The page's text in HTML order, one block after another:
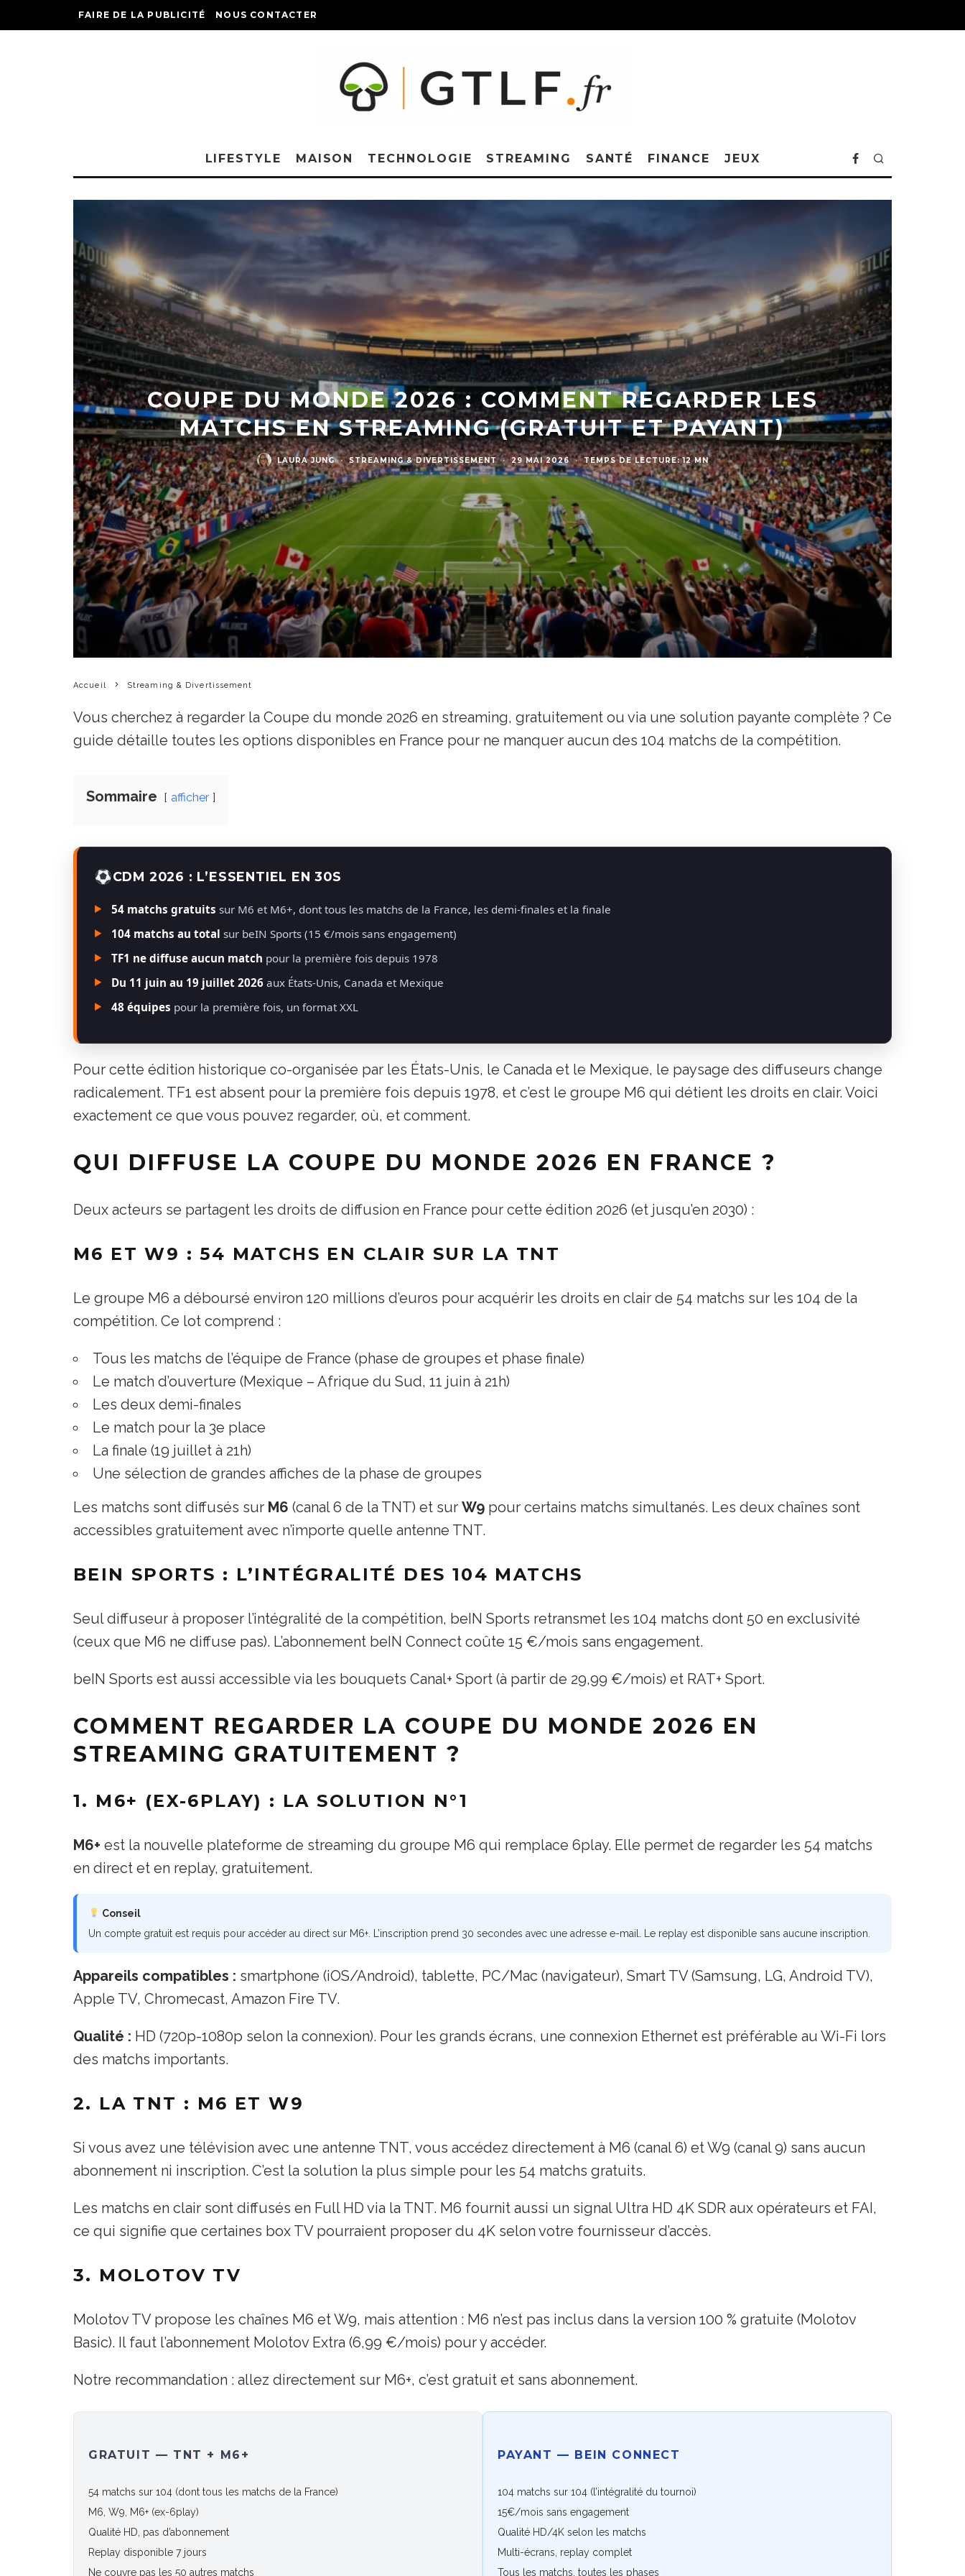
FAIRE DE LA PUBLICITÉ NOUS CONTACTER
LIFESTYLE MAISON TECHNOLOGIE STREAMING SANTÉ FINANCE JEUX
COUPE DU MONDE 2026 : COMMENT REGARDER LES
MATCHS EN STREAMING (GRATUIT ET PAYANT)
LAURA JUNG · STREAMING & DIVERTISSEMENT · 29 MAI 2026 · TEMPS DE LECTURE: 12 MN
Accueil Streaming & Divertissement
Vous cherchez à regarder la Coupe du monde 2026 en streaming, gratuitement ou via une solution payante complète ? Ce
guide détaille toutes les options disponibles en France pour ne manquer aucun des 104 matchs de la compétition.
Sommaire afficher
CDM 2026 : L’ESSENTIEL EN 30S
54 matchs gratuits sur M6 et M6+, dont tous les matchs de la France, les demi-finales et la finale
104 matchs au total sur beIN Sports (15 €/mois sans engagement)
TF1 ne diffuse aucun match pour la première fois depuis 1978
Du 11 juin au 19 juillet 2026 aux États-Unis, Canada et Mexique
48 équipes pour la première fois, un format XXL
Pour cette édition historique co-organisée par les États-Unis, le Canada et le Mexique, le paysage des diffuseurs change
radicalement. TF1 est absent pour la première fois depuis 1978, et c’est le groupe M6 qui détient les droits en clair. Voici
exactement ce que vous pouvez regarder, où, et comment.
QUI DIFFUSE LA COUPE DU MONDE 2026 EN FRANCE ?
Deux acteurs se partagent les droits de diffusion en France pour cette édition 2026 (et jusqu’en 2030) :
M6 ET W9 : 54 MATCHS EN CLAIR SUR LA TNT
Le groupe M6 a déboursé environ 120 millions d’euros pour acquérir les droits en clair de 54 matchs sur les 104 de la
compétition. Ce lot comprend :
Tous les matchs de l’équipe de France (phase de groupes et phase finale)
Le match d’ouverture (Mexique – Afrique du Sud, 11 juin à 21h)
Les deux demi-finales
Le match pour la 3e place
La finale (19 juillet à 21h)
Une sélection de grandes affiches de la phase de groupes
Les matchs sont diffusés sur M6 (canal 6 de la TNT) et sur W9 pour certains matchs simultanés. Les deux chaînes sont
accessibles gratuitement avec n’importe quelle antenne TNT.
BEIN SPORTS : L’INTÉGRALITÉ DES 104 MATCHS
Seul diffuseur à proposer l’intégralité de la compétition, beIN Sports retransmet les 104 matchs dont 50 en exclusivité
(ceux que M6 ne diffuse pas). L’abonnement beIN Connect coûte 15 €/mois sans engagement.
beIN Sports est aussi accessible via les bouquets Canal+ Sport (à partir de 29,99 €/mois) et RAT+ Sport.
COMMENT REGARDER LA COUPE DU MONDE 2026 EN
STREAMING GRATUITEMENT ?
1. M6+ (EX-6PLAY) : LA SOLUTION N°1
M6+ est la nouvelle plateforme de streaming du groupe M6 qui remplace 6play. Elle permet de regarder les 54 matchs
en direct et en replay, gratuitement.
Conseil
Un compte gratuit est requis pour accéder au direct sur M6+. L’inscription prend 30 secondes avec une adresse e-mail. Le replay est disponible sans aucune inscription.
Appareils compatibles : smartphone (iOS/Android), tablette, PC/Mac (navigateur), Smart TV (Samsung, LG, Android TV),
Apple TV, Chromecast, Amazon Fire TV.
Qualité : HD (720p-1080p selon la connexion). Pour les grands écrans, une connexion Ethernet est préférable au Wi-Fi lors
des matchs importants.
2. LA TNT : M6 ET W9
Si vous avez une télévision avec une antenne TNT, vous accédez directement à M6 (canal 6) et W9 (canal 9) sans aucun
abonnement ni inscription. C’est la solution la plus simple pour les 54 matchs gratuits.
Les matchs en clair sont diffusés en Full HD via la TNT. M6 fournit aussi un signal Ultra HD 4K SDR aux opérateurs et FAI,
ce qui signifie que certaines box TV pourraient proposer du 4K selon votre fournisseur d’accès.
3. MOLOTOV TV
Molotov TV propose les chaînes M6 et W9, mais attention : M6 n’est pas inclus dans la version 100 % gratuite (Molotov
Basic). Il faut l’abonnement Molotov Extra (6,99 €/mois) pour y accéder.
Notre recommandation : allez directement sur M6+, c’est gratuit et sans abonnement.
GRATUIT — TNT + M6+
54 matchs sur 104 (dont tous les matchs de la France)
M6, W9, M6+ (ex-6play)
Qualité HD, pas d’abonnement
Replay disponible 7 jours
Ne couvre pas les 50 autres matchs
PAYANT — BEIN CONNECT
104 matchs sur 104 (l’intégralité du tournoi)
15€/mois sans engagement
Qualité HD/4K selon les matchs
Multi-écrans, replay complet
Tous les matchs, toutes les phases